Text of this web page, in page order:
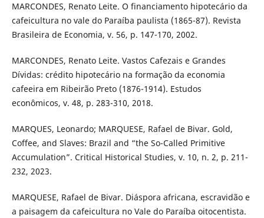
MARCONDES, Renato Leite. O financiamento hipotecário da
cafeicultura no vale do Paraíba paulista (1865-87). Revista
Brasileira de Economia, v. 56, p. 147-170, 2002.
MARCONDES, Renato Leite. Vastos Cafezais e Grandes
Dívidas: crédito hipotecário na formação da economia
cafeeira em Ribeirão Preto (1876-1914). Estudos
econômicos, v. 48, p. 283-310, 2018.
MARQUES, Leonardo; MARQUESE, Rafael de Bivar. Gold,
Coffee, and Slaves: Brazil and “the So-Called Primitive
Accumulation”. Critical Historical Studies, v. 10, n. 2, p. 211-
232, 2023.
MARQUESE, Rafael de Bivar. Diáspora africana, escravidão e
a paisagem da cafeicultura no Vale do Paraíba oitocentista.